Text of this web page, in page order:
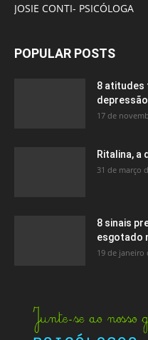
JOSIE CONTI- PSICÓLOGA
POPULAR POSTS
8 atitudes
17 de
Ritalina, a
31 de março
8 sinais
esgotado
19 de janeiro